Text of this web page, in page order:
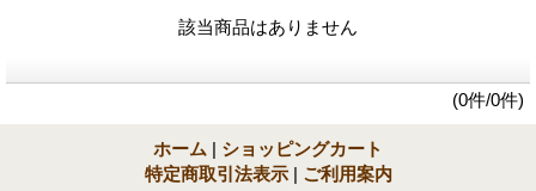
該当商品はありません
(0件/0件)
ホーム | ショッピングカート
特定商取引法表示 | ご利用案内